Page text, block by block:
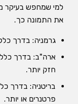
למי שמחפש בעיקר
את התמונה כך.
גרמניה: בדרך כלל 3 עד 4 בחציון, ולכן יחסית
חזק יותר.
פרטנרים או יותר.